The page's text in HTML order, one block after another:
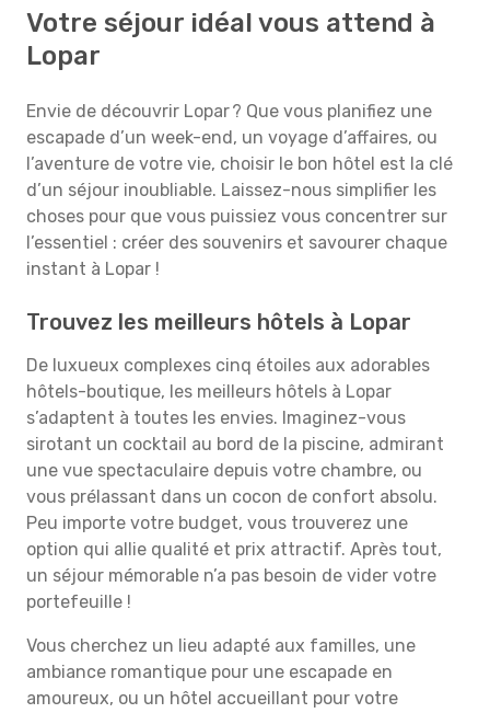
Votre séjour idéal vous attend à
Lopar
Envie de découvrir Lopar ? Que vous planifiez une
escapade d’un week-end, un voyage d’affaires, ou
l’aventure de votre vie, choisir le bon hôtel est la clé
d’un séjour inoubliable. Laissez-nous simplifier les
choses pour que vous puissiez vous concentrer sur
l’essentiel : créer des souvenirs et savourer chaque
instant à Lopar !
Trouvez les meilleurs hôtels à Lopar
De luxueux complexes cinq étoiles aux adorables
hôtels-boutique, les meilleurs hôtels à Lopar
s’adaptent à toutes les envies. Imaginez-vous
sirotant un cocktail au bord de la piscine, admirant
une vue spectaculaire depuis votre chambre, ou
vous prélassant dans un cocon de confort absolu.
Peu importe votre budget, vous trouverez une
option qui allie qualité et prix attractif. Après tout,
un séjour mémorable n’a pas besoin de vider votre
portefeuille !
Vous cherchez un lieu adapté aux familles, une
ambiance romantique pour une escapade en
amoureux, ou un hôtel accueillant pour votre